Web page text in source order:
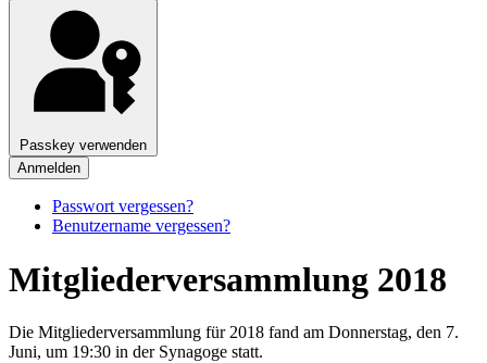
Passkey verwenden
Anmelden
Passwort vergessen?
Benutzername vergessen?
Mitgliederversammlung 2018
Die Mitgliederversammlung für 2018 fand am Donnerstag, den 7.
Juni, um 19:30 in der Synagoge statt.